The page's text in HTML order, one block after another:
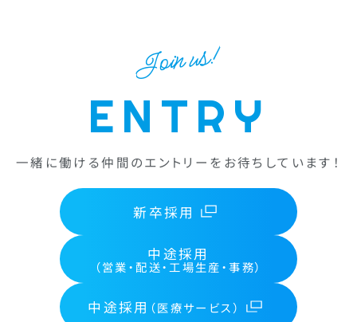
ENTRY
Join us!
一緒に働ける仲間のエントリーをお待ちしています！
新卒採用
中途採用
（営業・配送・工場生産・事務）
中途採用 （医療サービス）